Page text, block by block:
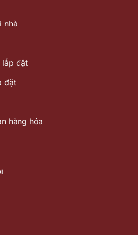
nhà
lắp đặt
đặt
hàng hóa